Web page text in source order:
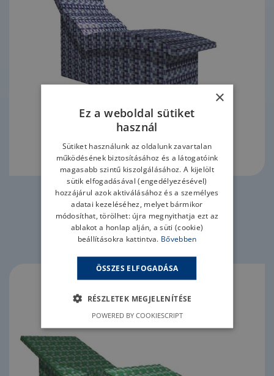
TOVÁBB
Wedi Sanoasa Dritto
×
Ez a weboldal sütiket
használ
Sütiket használunk az oldalunk zavartalan
működésének biztosításához és a látogatóink
magasabb szintű kiszolgálásához. A kijelölt
sütik elfogadásával (engedélyezésével)
hozzájárul azok aktiválásához és a személyes
adatai kezeléséhez, melyet bármikor
módosíthat, törölhet: újra megnyithatja ezt az
ablakot a honlap alján, a süti (cookie)
beállításokra kattintva. Bővebben
ÖSSZES ELFOGADÁSA
RÉSZLETEK MEGJELENÍTÉSE
POWERED BY COOKIESCRIPT